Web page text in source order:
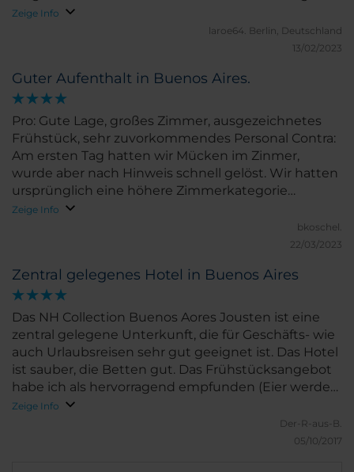
Die Mitarbeiter sind sehr freundlich und hilfsbereit!
Zeige Info
laroe64. Berlin, Deutschland
13/02/2023
Guter Aufenthalt in Buenos Aires.
Pro: Gute Lage, großes Zimmer, ausgezeichnetes
Frühstück, sehr zuvorkommendes Personal Contra:
Am ersten Tag hatten wir Mücken im Zinmer,
wurde aber nach Hinweis schnell gelöst. Wir hatten
ursprünglich eine höhere Zimmerkategorie
gebucht, die aber nicht zur Verfügung stand (wir
konnten dafür früher einchecken und hatten einen
kostenlosen Airporr-Shuttle, ich hätte aber auch
Metrostation, in den unteren Zimmern spürt man
das (wir hatten aber kein Problem damit).
Zeige Info
bkoschel.
22/03/2023
Zentral gelegenes Hotel in Buenos Aires
Das NH Collection Buenos Aores Jousten ist eine
zentral gelegene Unterkunft, die für Geschäfts- wie
auch Urlaubsreisen sehr gut geeignet ist. Das Hotel
ist sauber, die Betten gut. Das Frühstücksangebot
habe ich als hervorragend empfunden (Eier werden
auf Wunsch frisch zubereitet!). Einziger Minuspunkt
sind die Fenster, durch die der Verkehrslärm auch
im geschlossenen Zustand dringt. Hier wäre eine
Zeige Info
Der-R-aus-B.
05/10/2017